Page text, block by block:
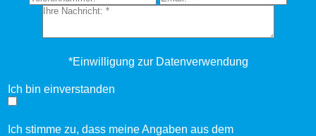
*Einwilligung zur Datenverwendung
Ich bin einverstanden
Ich stimme zu, dass meine Angaben aus dem